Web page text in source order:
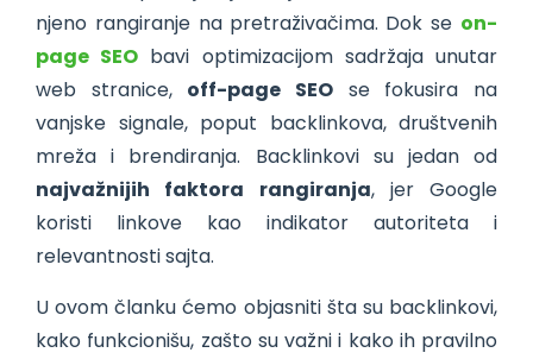
njeno rangiranje na pretraživačima. Dok se on-
page SEO bavi optimizacijom sadržaja unutar
web stranice, off-page SEO se fokusira na
vanjske signale, poput backlinkova, društvenih
mreža i brendiranja. Backlinkovi su jedan od
najvažnijih faktora rangiranja, jer Google
koristi linkove kao indikator autoriteta i
relevantnosti sajta.
U ovom članku ćemo objasniti šta su backlinkovi,
kako funkcionišu, zašto su važni i kako ih pravilno